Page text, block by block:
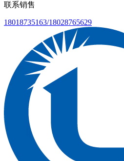
联系销售
18018735163/18028765629